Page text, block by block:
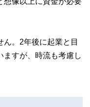
。2年後に起業と目
ますが、時流も考慮し